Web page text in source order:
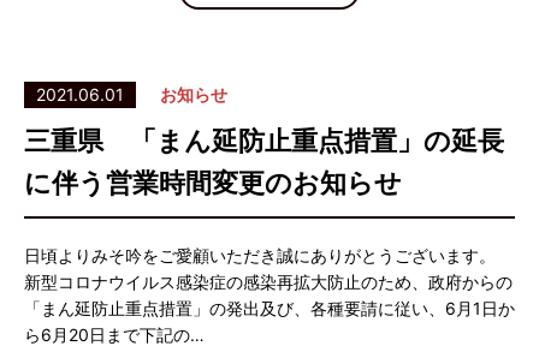
2021.06.01 お知らせ
三重県 「まん延防止重点措置」の延長
に伴う営業時間変更のお知らせ
日頃よりみそ吟をご愛顧いただき誠にありがとうございます。
新型コロナウイルス感染症の感染再拡大防止のため、政府からの
「まん延防止重点措置」の発出及び、各種要請に従い、6月1日か
ら6月20日まで下記の…